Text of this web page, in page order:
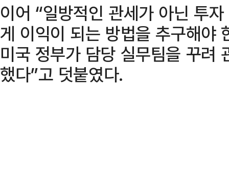
이어 “일방적인 관세가 아닌 투
게 이익이 되는 방법을 추구해야
미국 정부가 담당 실무팀을 꾸려
했다”고 덧붙였다.